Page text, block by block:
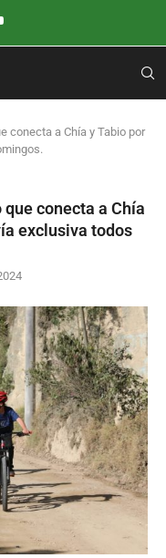
conecta a Chía y Tabio por
conecta a Chía
exclusiva todos